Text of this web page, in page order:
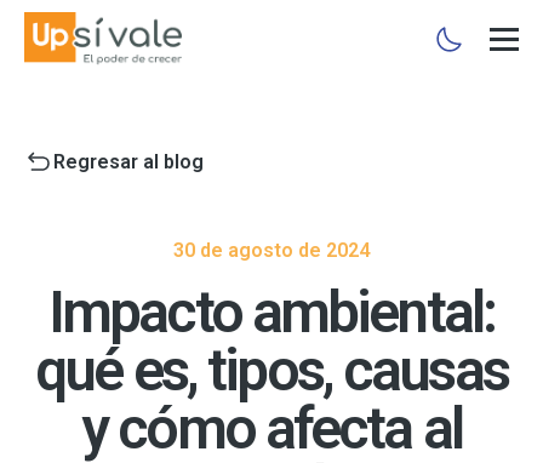
Regresar al blog
30 de agosto de 2024
Impacto ambiental:
qué es, tipos, causas
y cómo afecta al